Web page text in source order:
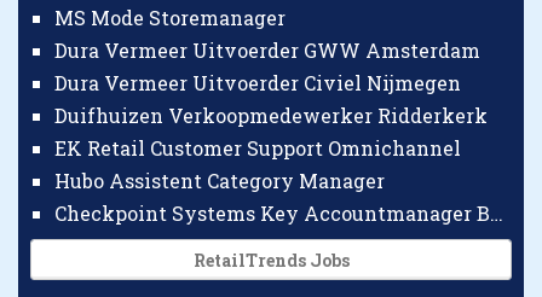
MS Mode Storemanager
Dura Vermeer Uitvoerder GWW Amsterdam
Dura Vermeer Uitvoerder Civiel Nijmegen
Duifhuizen Verkoopmedewerker Ridderkerk
EK Retail Customer Support Omnichannel
Hubo Assistent Category Manager
Checkpoint Systems Key Accountmanager Benelux
RetailTrends Jobs